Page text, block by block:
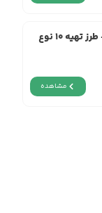
معرفی انواع سالاد رژیمی + طرز تهیه 10 نوع
مشاهده